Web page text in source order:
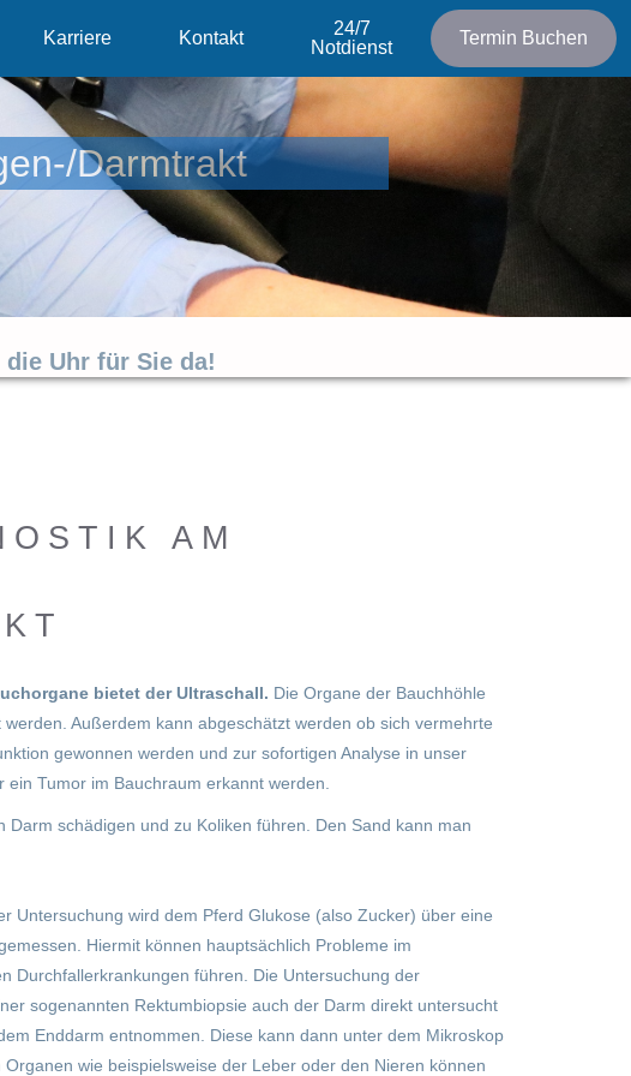
Karriere Kontakt
24/7
Notdienst
Termin Buchen
Darmtrakt
Uhr für Sie da!
AM
bietet der Ultraschall. Die Organe der Bauchhöhle
Außerdem kann abgeschätzt werden ob sich vermehrte
gewonnen werden und zur sofortigen Analyse in unser
Tumor im Bauchraum erkannt werden.
schädigen und zu Koliken führen. Den Sand kann man
Untersuchung wird dem Pferd Glukose (also Zucker) über eine
Hiermit können hauptsächlich Probleme im
Durchfallerkrankungen führen. Die Untersuchung der
sogenannten Rektumbiopsie auch der Darm direkt untersucht
Enddarm entnommen. Diese kann dann unter dem Mikroskop
wie beispielsweise der Leber oder den Nieren können